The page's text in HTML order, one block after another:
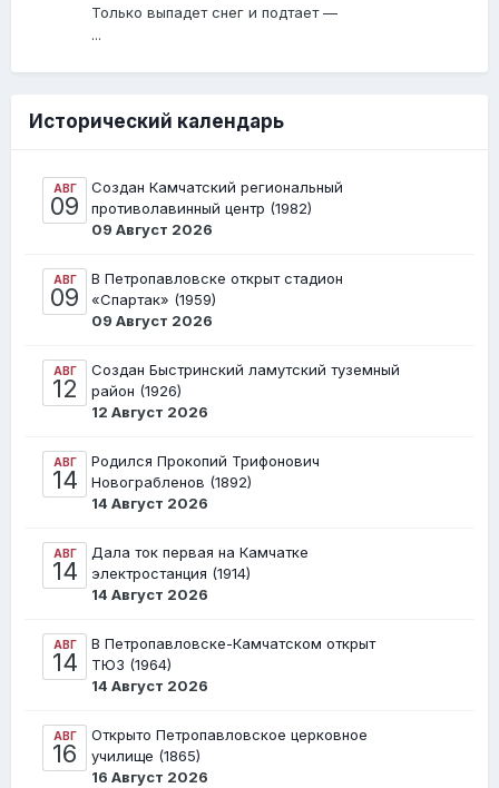
Только выпадет снег и подтает —
...
Исторический календарь
АВГ
09
Создан Камчатский региональный
противолавинный центр (1982)
09 Август 2026
АВГ
09
В Петропавловске открыт стадион
«Спартак» (1959)
09 Август 2026
АВГ
12
Создан Быстринский ламутский туземный
район (1926)
12 Август 2026
АВГ
14
Родился Прокопий Трифонович
Новограбленов (1892)
14 Август 2026
АВГ
14
Дала ток первая на Камчатке
электростанция (1914)
14 Август 2026
АВГ
14
В Петропавловске-Камчатском открыт
ТЮЗ (1964)
14 Август 2026
АВГ
16
Открыто Петропавловское церковное
училище (1865)
16 Август 2026